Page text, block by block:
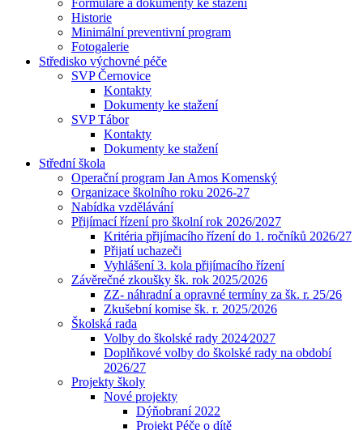
Formuláře a dokumenty ke stažení
Historie
Minimální preventivní program
Fotogalerie
Středisko výchovné péče
SVP Černovice
Kontakty
Dokumenty ke stažení
SVP Tábor
Kontakty
Dokumenty ke stažení
Střední škola
Operační program Jan Amos Komenský
Organizace školního roku 2026-27
Nabídka vzdělávání
Přijímací řízení pro školní rok 2026/2027
Kritéria přijímacího řízení do 1. ročníků 2026/27
Přijatí uchazeči
Vyhlášení 3. kola přijímacího řízení
Závěrečné zkoušky šk. rok 2025/2026
ZZ- náhradní a opravné termíny za šk. r. 25/26
Zkušební komise šk. r. 2025/2026
Školská rada
Volby do školské rady 2024⁄2027
Doplňkové volby do školské rady na období
2026/27
Projekty školy
Nové projekty
Dýňobraní 2022
Projekt Péče o dítě